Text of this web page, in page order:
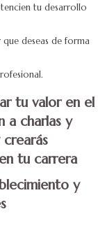
tu desarrollo
deseas de forma
tu valor en el
a charlas y
tu carrera
y